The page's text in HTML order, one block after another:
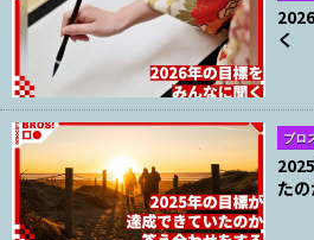
く
ブロ
た